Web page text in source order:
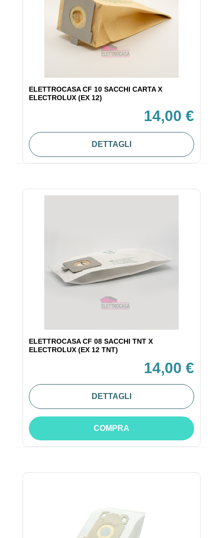
ELETTROCASA CF 10 SACCHI CARTA X
ELECTROLUX (EX 12)
14,00 €
DETTAGLI
ELETTROCASA CF 08 SACCHI TNT X
ELECTROLUX (EX 12 TNT)
14,00 €
DETTAGLI
COMPRA